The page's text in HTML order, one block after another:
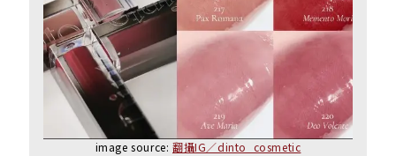
image source: 翻攝IG／dinto_cosmetic